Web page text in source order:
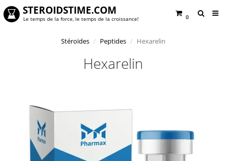
0
STEROIDSTIME.COM
Le temps de la force, le temps de la croissance!
Stéroïdes Peptides Hexarelin
Hexarelin